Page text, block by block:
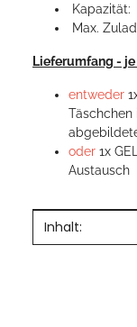
Kapazität:
Max.
Lieferumfang -
entweder
Täschchen
oder 1x
Austausch
Wert
Inhalt: